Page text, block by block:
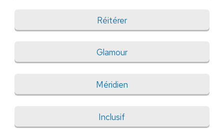
Réitérer
Glamour
Méridien
Inclusif